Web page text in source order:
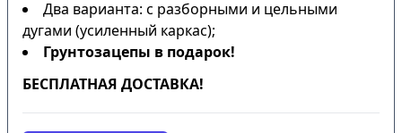
Два варианта: с разборными и цельными
дугами (усиленный каркас);
Грунтозацепы в подарок!
БЕСПЛАТНАЯ ДОСТАВКА!